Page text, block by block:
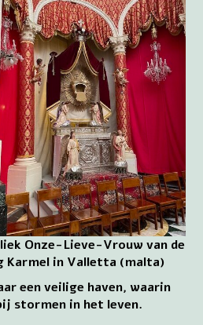
Onze-Lieve-Vrouw van de
Karmel in Valletta (malta)
een veilige haven, waarin
stormen in het leven.